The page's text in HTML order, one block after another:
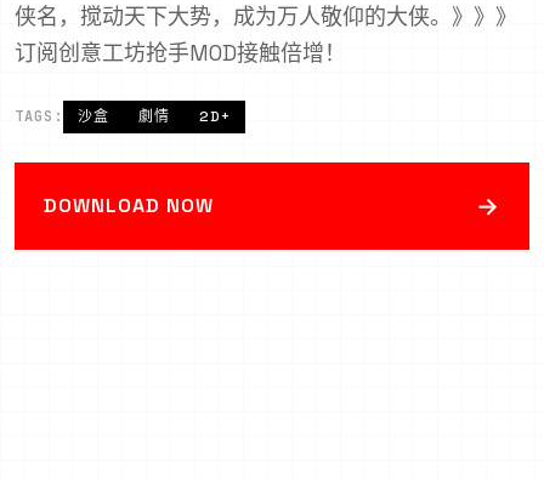
侠名，搅动天下大势，成为万人敬仰的大侠。》》》
订阅创意工坊抢手MOD接触倍增！
TAGS: 沙盒 劇情 2D+
DOWNLOAD NOW →